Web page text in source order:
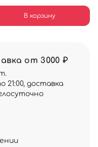
В корзину
от 3000 ₽
21:00, доставка